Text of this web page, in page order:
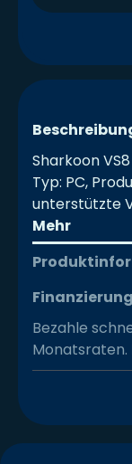
Sharkoon
Typ: PC,
unterstützte
Mehr
Finanzierung
Bezahle
Monatsraten.